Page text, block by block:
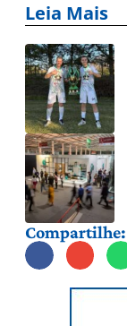
Leia Mais
Compartilhe: